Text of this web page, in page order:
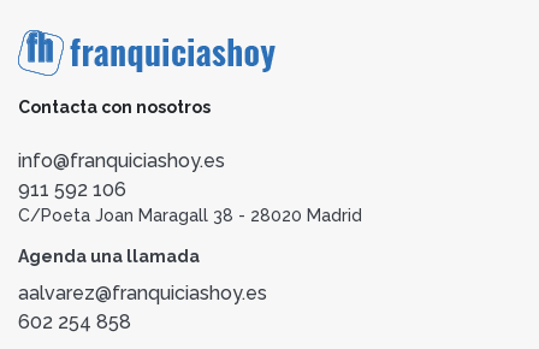
Contacta con nosotros
info@franquiciashoy.es
911 592 106
C/Poeta Joan Maragall 38 - 28020 Madrid
Agenda una llamada
aalvarez@franquiciashoy.es
602 254 858